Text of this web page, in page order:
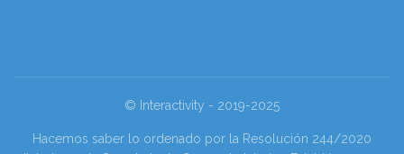
© Interactivity - 2019-2025
Hacemos saber lo ordenado por la Resolución 244/2020